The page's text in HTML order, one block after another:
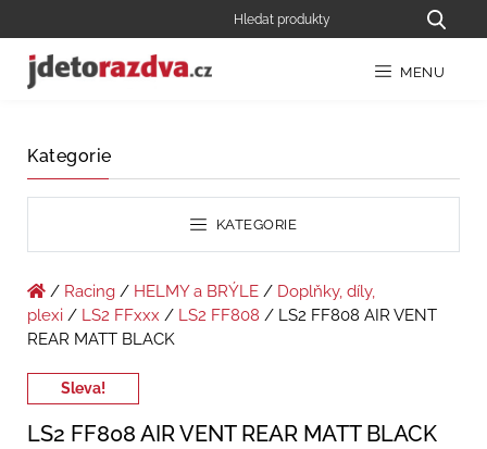
MENU
Kategorie
KATEGORIE
/ Racing / HELMY a BRÝLE / Doplňky, díly,
plexi / LS2 FFxxx / LS2 FF808 / LS2 FF808 AIR VENT
REAR MATT BLACK
Sleva!
LS2 FF808 AIR VENT REAR MATT BLACK